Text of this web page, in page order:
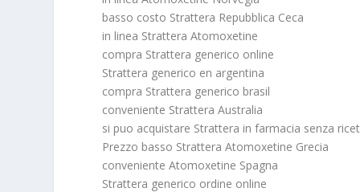
basso costo Strattera Repubblica Ceca
in linea Strattera Atomoxetine
compra Strattera generico online
Strattera generico en argentina
compra Strattera generico brasil
conveniente Strattera Australia
si puo acquistare Strattera in farmacia senza
Prezzo basso Strattera Atomoxetine Grecia
conveniente Atomoxetine Spagna
Strattera generico ordine online